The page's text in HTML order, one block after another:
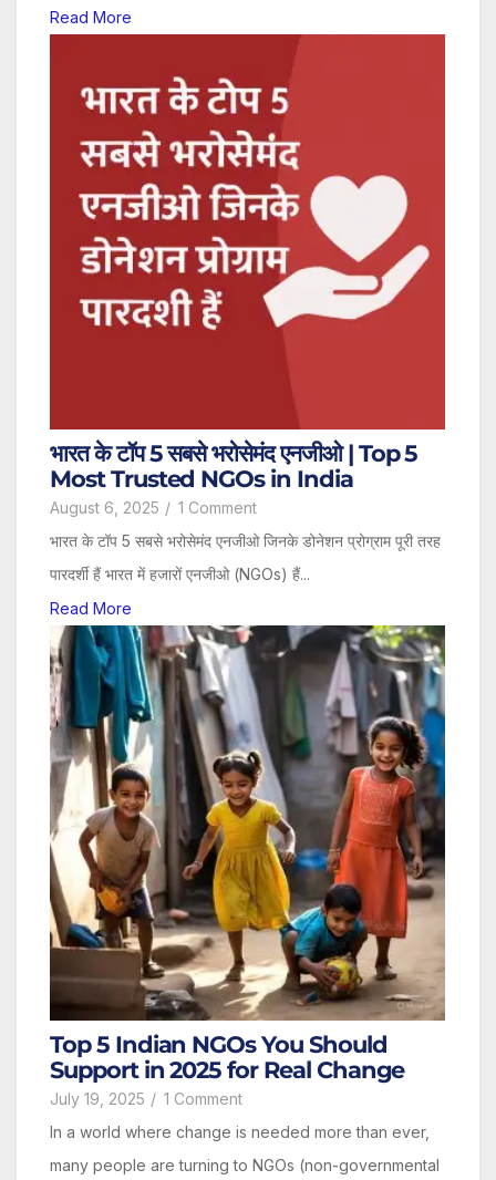
Read More
भारत के टॉप 5 सबसे भरोसेमंद एनजीओ | Top 5
Most Trusted NGOs in India
August 6, 2025 / 1 Comment
भारत के टॉप 5 सबसे भरोसेमंद एनजीओ जिनके डोनेशन प्रोग्राम पूरी तरह
पारदर्शी हैं भारत में हजारों एनजीओ (NGOs) हैं...
Read More
Top 5 Indian NGOs You Should
Support in 2025 for Real Change
July 19, 2025 / 1 Comment
In a world where change is needed more than ever,
many people are turning to NGOs (non-governmental